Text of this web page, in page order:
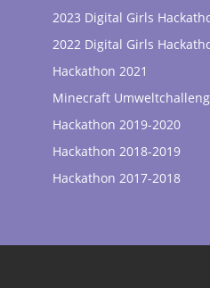
2023 Digital Girls
2022 Digital Girls
Hackathon 2021
Minecraft
Hackathon 2019-2020
Hackathon 2018-2019
Hackathon 2017-2018